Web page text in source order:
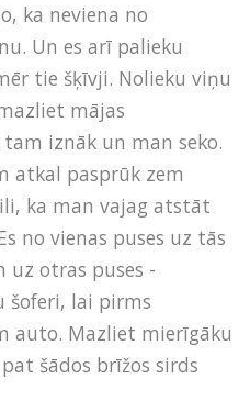
ka neviena no
Un es arī palieku
tie šķīvji. Nolieku viņu
mājas
iznāk un man seko.
atkal pasprūk zem
ka man vajag atstāt
no vienas puses uz tās
uz otras puses -
šoferi, lai pirms
auto. Mazliet mierīgāku
šādos brīžos sirds